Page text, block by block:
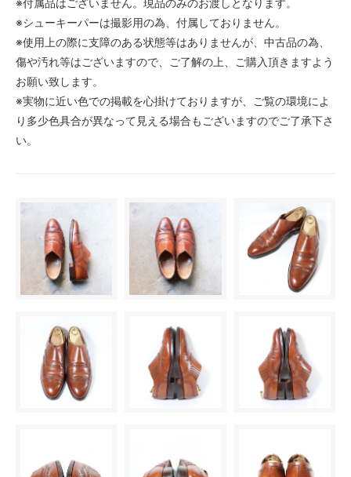
※付属品はございません。現品のみのお渡しとなります。
※シューキーパーは撮影用の為、付属しておりません。
※使用上の際に支障のある状態等はありませんが、中古品の為、
傷や汚れ等はございますので、ご了解の上、ご購入頂きますよう
お願い致します。
※実物に近い色での掲載を心掛けておりますが、ご覧の環境によ
り多少色具合が異なって見える場合もございますのでご了承下さ
い。